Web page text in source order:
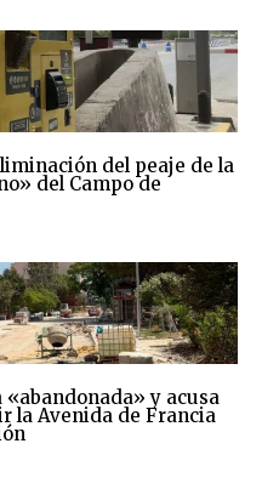
del peaje de la
del Campo de
y acusa
la Avenida de Francia